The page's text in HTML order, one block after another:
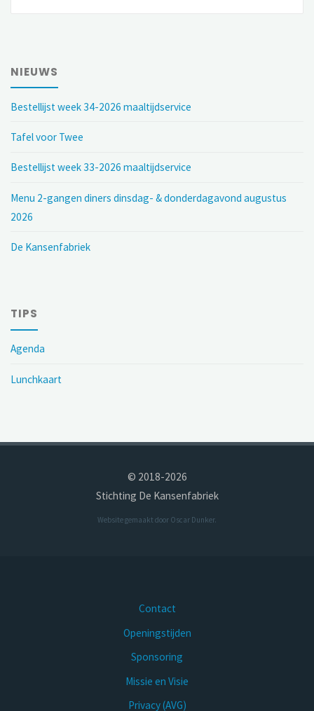
NIEUWS
Bestellijst week 34-2026 maaltijdservice
Tafel voor Twee
Bestellijst week 33-2026 maaltijdservice
Menu 2-gangen diners dinsdag- & donderdagavond augustus
2026
De Kansenfabriek
TIPS
Agenda
Lunchkaart
© 2018-2026
Stichting De Kansenfabriek
Website gemaakt door Oscar Dunker.
Contact
Openingstijden
Sponsoring
Missie en Visie
Privacy (AVG)